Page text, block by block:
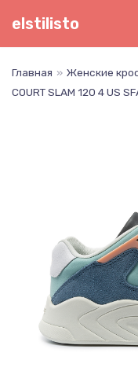
Перейти
elstilisto
Главная » Женские
COURT SLAM 120 4 US